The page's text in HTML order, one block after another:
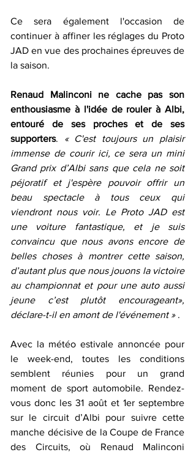
Ce sera également l'occasion de
continuer à affiner les réglages du Proto
JAD en vue des prochaines épreuves de
la saison.
Renaud Malinconi ne cache pas son
enthousiasme à l'idée de rouler à Albi,
entouré de ses proches et de ses
supporters. « C'est toujours un plaisir
immense de courir ici, ce sera un mini
Grand prix d’Albi sans que cela ne soit
péjoratif et j'espère pouvoir offrir un
beau spectacle à tous ceux qui
viendront nous voir. Le Proto JAD est
une voiture fantastique, et je suis
convaincu que nous avons encore de
belles choses à montrer cette saison,
d’autant plus que nous jouons la victoire
au championnat et pour une auto aussi
jeune c’est plutôt encourageant»,
déclare-t-il en amont de l'événement » .
Avec la météo estivale annoncée pour
le week-end, toutes les conditions
semblent réunies pour un grand
moment de sport automobile. Rendez-
vous donc les 31 août et 1er septembre
sur le circuit d’Albi pour suivre cette
manche décisive de la Coupe de France
des Circuits, où Renaud Malinconi